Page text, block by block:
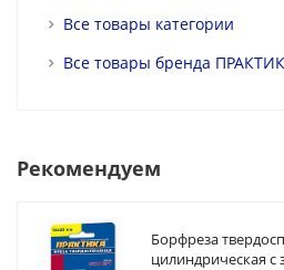
Все товары категории
Все товары бренда
Рекомендуем
Борфреза
цилиндрическая с